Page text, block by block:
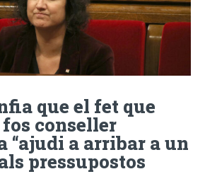
que el fet que
conseller
“ajudi a arribar a un
pressupostos